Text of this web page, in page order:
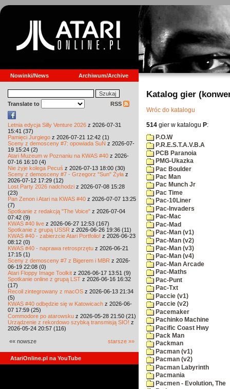
Nowinki/News Archiwum/Archive
Translate to RSS
Letnia edycja Silly Venture 2026 z 2026-07-31
15:41 (37)
Pamięci Jurgiego z 2026-07-21 12:42 (1)
Sceny z demosceny #7: opowiada SuN z 2026-07-
19 15:24 (2)
Atari Muzeum w Poznaniu na KWAS #40 z 2026-
07-16 16:10 (4)
Nie żyje kolega Pecuś z 2026-07-13 18:00 (30)
Sceny z demosceny #7 - Grzegorz "Sun" Żyła z
2026-07-12 17:29 (12)
Lost Party 2026 nadchodzi z 2026-07-08 15:28
(23)
Pan Zenon i Atari na KWAS #40 z 2026-07-07 13:25
(7)
Spotkanie z redakcją "The Voice" z 2026-07-04
07:42 (9)
KWAS #40 live z 2026-06-27 12:53 (167)
Spotkanie z grupą USSR z 2026-06-26 19:36 (11)
KWAS #40 - zabierzcie Atari Portfolio! z 2026-06-23
08:12 (0)
KWAS #40 - naprawa retrosprzętu z 2026-06-21
17:15 (1)
Sceny z demosceny #7 z Bigerem i MBR z 2026-
06-19 22:08 (0)
Atari Floppy Image Toolkit z 2026-06-17 13:51 (9)
Spotkanie online z grupą LST z 2026-06-16 16:32
(17)
Recoil zintegrowany z macOS z 2026-06-13 21:34
(5)
KWAS #40 odbędzie się w Katowicach z 2026-06-
07 17:59 (25)
Commodore po atarowsku z 2026-05-28 21:50 (21)
Urządzenie z rekordowo szybką transmisją SIO! z
2026-05-24 20:57 (116)
«« nowsze starsze »»
AtariOnline.pl na YouTube
Katalog gier
Wróc do katalogu
514 gier w katalogu P:
P.O.W
P.R.E.S.T.A.V.B.A
PCB Paranoia
PMG-Ukazka
Pac Boulder
Pac Man
Pac Munch Jr
Pac Time
Pac-10Liner
Pac-Invaders
Pac-Mac
Pac-Mad
Pac-Man (v1)
Pac-Man (v2)
Pac-Man (v3)
Pac-Man (v4)
Pac-Man Arcade
Pac-Maths
Pac-Punt
Pac-Txt
Paccie (v1)
Paccie (v2)
Pacemaker
Pachinko Machine
Pacific Coast Hwy
Pack Man
Packman
Pacman (v1)
Pacman (v2)
Pacman Labyrinth
Pacmania
Pacmen - Evolution, The